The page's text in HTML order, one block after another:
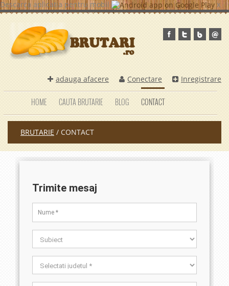
Descarca aplicatia pentru mobil x
adauga afacere Conectare Inregistrare
HOME CAUTA BRUTARIE BLOG CONTACT
BRUTARIE / CONTACT